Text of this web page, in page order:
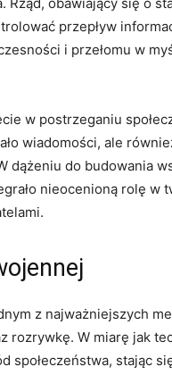
przepływ
i przełomu w
w postrzeganiu
wiadomości, ale
dążeniu do budowania
nieocenioną rolę w
z najważniejszych
rozrywkę. W miarę jak
społeczeństwa, stając